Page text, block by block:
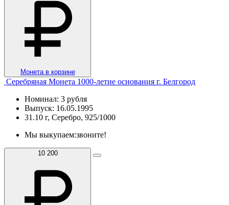
Монета в корзине
Серебряная Монета 1000-летие основания г. Белгород
Номинал: 3 рубля
Выпуск: 16.05.1995
31.10 г, Серебро, 925/1000
Мы выкупаем:звоните!
10 200